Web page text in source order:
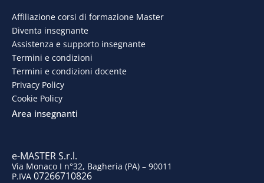
e
b
o
k
k
e
d
t
Affiliazione corsi di formazione Master
Diventa insegnante
Assistenza e supporto insegnante
Termini e condizioni
Termini e condizioni docente
Privacy Policy
Cookie Policy
Area insegnanti
e-MASTER S.r.l.
Via Monaco I n°32, Bagheria (PA) – 90011
P.IVA 07266710826